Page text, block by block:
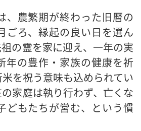
、農繁期が終わった旧暦の
ごろ、縁起の良い日を選ん
の霊を家に迎え、一年の実
年の豊作・家族の健康を祈
を祝う意味も込められてい
家庭は執り行わず、亡くな
どもたちが営む、という慣